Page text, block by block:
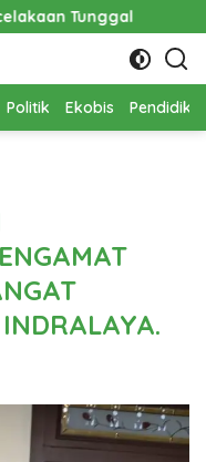
Cathlab
Politik Ekobis